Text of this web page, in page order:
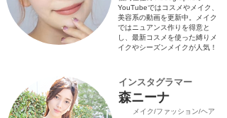
YouTubeではコスメやメイク、
美容系の動画を更新中。メイク
ではニュアンス作りを得意と
し、最新コスメを使った縛りメ
イクやシーズンメイクが人気！
​インスタグラマー
森ニーナ
​メイク/ファッション/ヘア